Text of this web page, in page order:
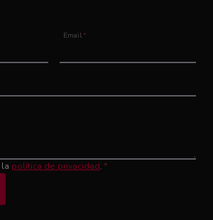
Email*
política de privacidad. *